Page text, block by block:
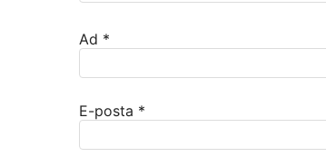
Ad *
E-posta *